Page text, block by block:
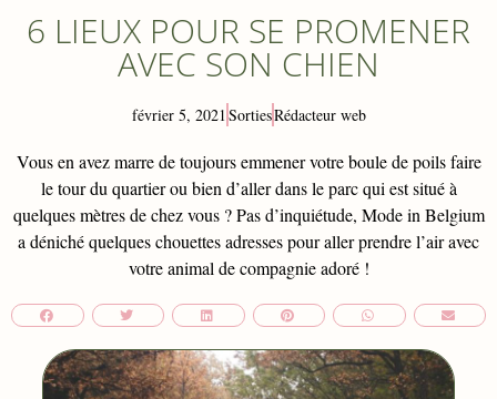
6 LIEUX POUR SE PROMENER
AVEC SON CHIEN
février 5, 2021SortiesRédacteur web
Vous en avez marre de toujours emmener votre boule de poils faire
le tour du quartier ou bien d’aller dans le parc qui est situé à
quelques mètres de chez vous ? Pas d’inquiétude, Mode in Belgium
a déniché quelques chouettes adresses pour aller prendre l’air avec
votre animal de compagnie adoré !